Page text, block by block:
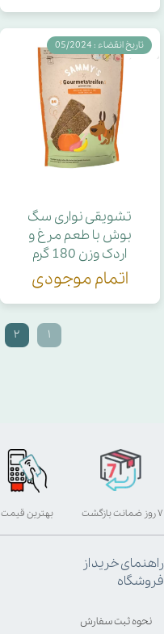
تشویقی نواری سگ
بوش با طعم مرغ و
اردک وزن 180 گرم
اتمام موجودی
تاریخ انقضاء : 05/2024
۱ ۲
بهترین قیمت ۷ روز ضمانت بازگشت
راهنمای خرید از
فروشگاه
نحوه ثبت سفارش